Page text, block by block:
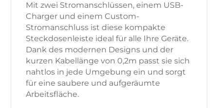
Mit zwei Stromanschlüssen, einem USB-
Charger und einem Custom-
Stromanschluss ist diese kompakte
Steckdosenleiste ideal für alle Ihre Geräte.
Dank des modernen Designs und der
kurzen Kabellänge von 0,2m passt sie sich
nahtlos in jede Umgebung ein und sorgt
für eine saubere und aufgeräumte
Arbeitsfläche.